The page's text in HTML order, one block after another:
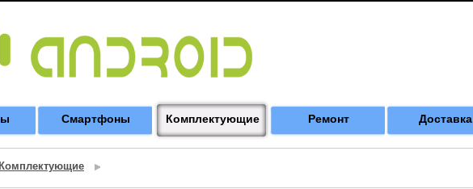
Смартфоны Комплектующие Ремонт Доставка
Комплектующие